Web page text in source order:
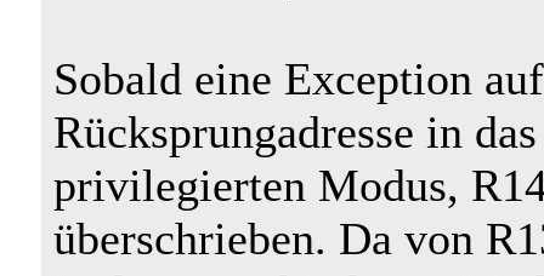
Sobald eine Exception
Rücksprungadresse in
privilegierten Modus,
überschrieben. Da von